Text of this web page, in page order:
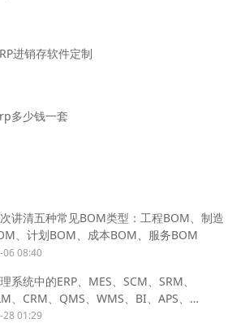
进销存软件定制
多少钱一套
讲清五种常见BOM类型：工程BOM、制造
、计划BOM、成本BOM、服务BOM
06 08:40
系统中的ERP、MES、SCM、SRM、
、CRM、QMS、WMS、BI、APS、
、OA怎么用？
28 01:29